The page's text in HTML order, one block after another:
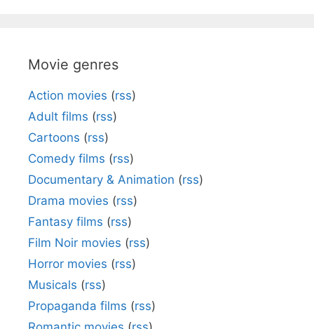
Movie genres
Action movies (rss)
Adult films (rss)
Cartoons (rss)
Comedy films (rss)
Documentary & Animation (rss)
Drama movies (rss)
Fantasy films (rss)
Film Noir movies (rss)
Horror movies (rss)
Musicals (rss)
Propaganda films (rss)